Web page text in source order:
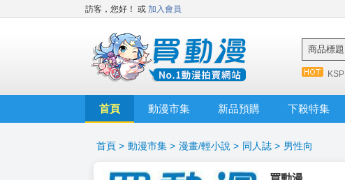
訪客，您好！ 或 加入會員
商品標題
KSP
首頁 動漫市集 新品預購 下殺特集
首頁 > 動漫市集 > 漫畫/輕小說 > 同人誌 > 男性向